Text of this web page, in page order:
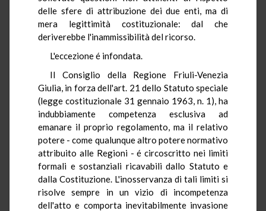
delle sfere di attribuzione dei due enti, ma di
mera legittimità costituzionale: dal che
deriverebbe l'inammissibilità del ricorso.
L'eccezione é infondata.
Il Consiglio della Regione Friuli-Venezia
Giulia, in forza dell'art. 21 dello Statuto speciale
(legge costituzionale 31 gennaio 1963, n. 1), ha
indubbiamente competenza esclusiva ad
emanare il proprio regolamento, ma il relativo
potere - come qualunque altro potere normativo
attribuito alle Regioni - é circoscritto nei limiti
formali e sostanziali ricavabili dallo Statuto e
dalla Costituzione. L'inosservanza di tali limiti si
risolve sempre in un vizio di incompetenza
dell'atto e comporta inevitabilmente invasione